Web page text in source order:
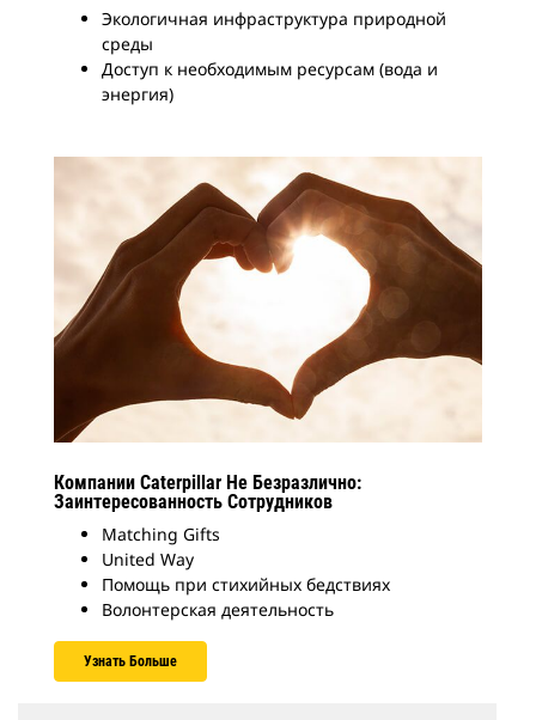
Экологичная инфраструктура природной
среды
Доступ к необходимым ресурсам (вода и
энергия)
Компании Caterpillar Не Безразлично:
Заинтересованность Сотрудников
Matching Gifts
United Way
Помощь при стихийных бедствиях
Волонтерская деятельность
Узнать Больше